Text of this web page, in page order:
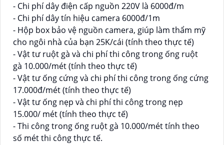
- Chi phí dây điện cấp nguồn 220V là 6000đ/m
- Chi phí dây tín hiệu camera 6000đ/1m
- Hộp box bảo vệ nguồn camera, giúp làm thẩm mỹ
cho ngôi nhà của bạn 25K/cái (tính theo thực tế)
- Vật tư ruột gà và chi phí thi công trong ống ruột
gà 10.000/mét (tính theo thực tế)
- Vật tư ống cứng và chi phí thi công trong ống cứng
17.000đ/mét (tính theo thực tế)
- Vật tư ống nẹp và chi phí thi công trong nẹp
15.000/ mét (tính theo thực tế)
- Thi công trong ống ruột gà 10.000/mét tính theo
số mét thi công thực tế.